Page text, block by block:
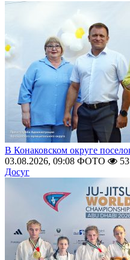
В Конаковском округе
03.08.2026, 09:08 ФОТО
53
Досуг